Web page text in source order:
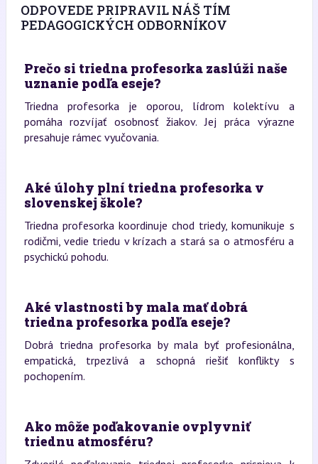
ODPOVEDE PRIPRAVIL NÁŠ TÍM
PEDAGOGICKÝCH ODBORNÍKOV
Prečo si triedna profesorka zaslúži naše
uznanie podľa eseje?
Triedna profesorka je oporou, lídrom kolektívu a
pomáha rozvíjať osobnosť žiakov. Jej práca výrazne
presahuje rámec vyučovania.
Aké úlohy plní triedna profesorka v
slovenskej škole?
Triedna profesorka koordinuje chod triedy, komunikuje s
rodičmi, vedie triedu v krízach a stará sa o atmosféru a
psychickú pohodu.
Aké vlastnosti by mala mať dobrá
triedna profesorka podľa eseje?
Dobrá triedna profesorka by mala byť profesionálna,
empatická, trpezlivá a schopná riešiť konflikty s
pochopením.
Ako môže poďakovanie ovplyvniť
triednu atmosféru?